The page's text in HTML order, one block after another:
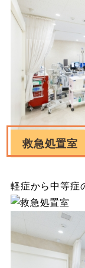
救急処置室
軽症から中等症